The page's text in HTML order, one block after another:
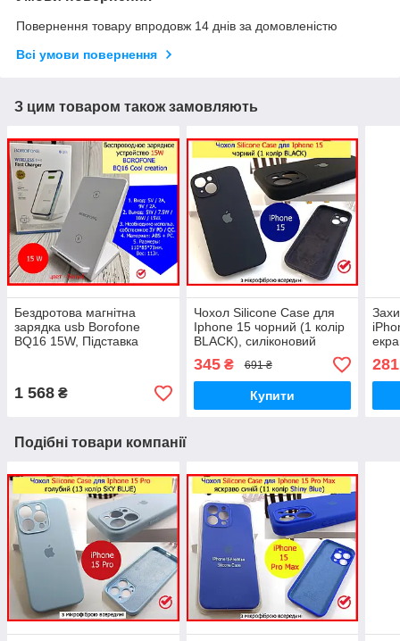
Повернення товару впродовж 14 днів за домовленістю
Всі умови повернення
З цим товаром також замовляють
Бездротова магнітна
зарядка usb Borofone
BQ16 15W, Підставка
1 568 ₴
Чохол Silicone Case для
Iphone 15 чорний (1 колір
BLACK), силіконовий
оригінальний чохол для
iPhone 15 чорний
345₴ 691 ₴
Купити
281
Подібні товари компанії